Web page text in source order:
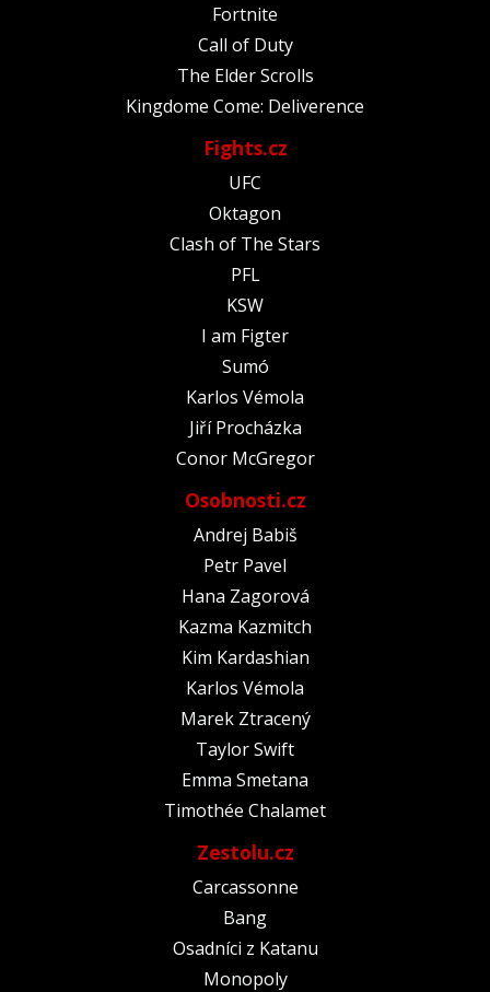
Fortnite
Call of Duty
The Elder Scrolls
Kingdome Come: Deliverence
Fights.cz
UFC
Oktagon
Clash of The Stars
PFL
KSW
I am Figter
Sumó
Karlos Vémola
Jiří Procházka
Conor McGregor
Osobnosti.cz
Andrej Babiš
Petr Pavel
Hana Zagorová
Kazma Kazmitch
Kim Kardashian
Karlos Vémola
Marek Ztracený
Taylor Swift
Emma Smetana
Timothée Chalamet
Zestolu.cz
Carcassonne
Bang
Osadníci z Katanu
Monopoly